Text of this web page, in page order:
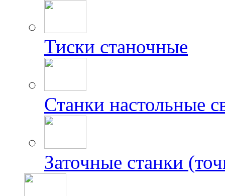
Тиски станочные
Станки настольные
Заточные станки